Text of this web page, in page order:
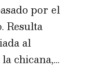
por el
Resulta
al
chicana,...